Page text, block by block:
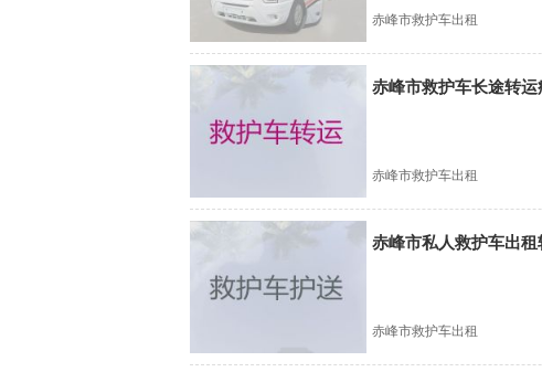
赤峰市救护车出租
赤峰市救护车长途转
赤峰市救护车出租
赤峰市私人救护车出
赤峰市救护车出租